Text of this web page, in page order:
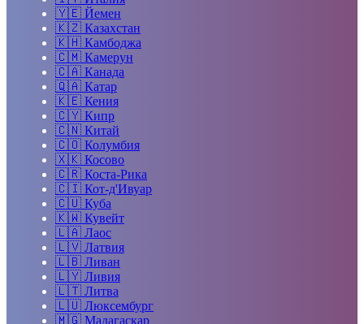
🇾🇪 Йемен
🇰🇿 Казахстан
🇰🇭 Камбоджа
🇨🇲 Камерун
🇨🇦 Канада
🇶🇦 Катар
🇰🇪 Кения
🇨🇾 Кипр
🇨🇳 Китай
🇨🇴 Колумбия
🇽🇰 Косово
🇨🇷 Коста-Рика
🇨🇮 Кот-д'Ивуар
🇨🇺 Куба
🇰🇼 Кувейт
🇱🇦 Лаос
🇱🇻 Латвия
🇱🇧 Ливан
🇱🇾 Ливия
🇱🇹 Литва
🇱🇺 Люксембург
🇲🇬 Мадагаскар